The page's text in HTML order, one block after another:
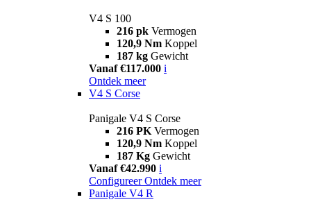
V4 S 100
216 pk Vermogen
120,9 Nm Koppel
187 kg Gewicht
Vanaf €117.000 i
Ontdek meer
V4 S Corse
Panigale V4 S Corse
216 PK Vermogen
120,9 Nm Koppel
187 Kg Gewicht
Vanaf €42.990 i
Configureer Ontdek meer
Panigale V4 R